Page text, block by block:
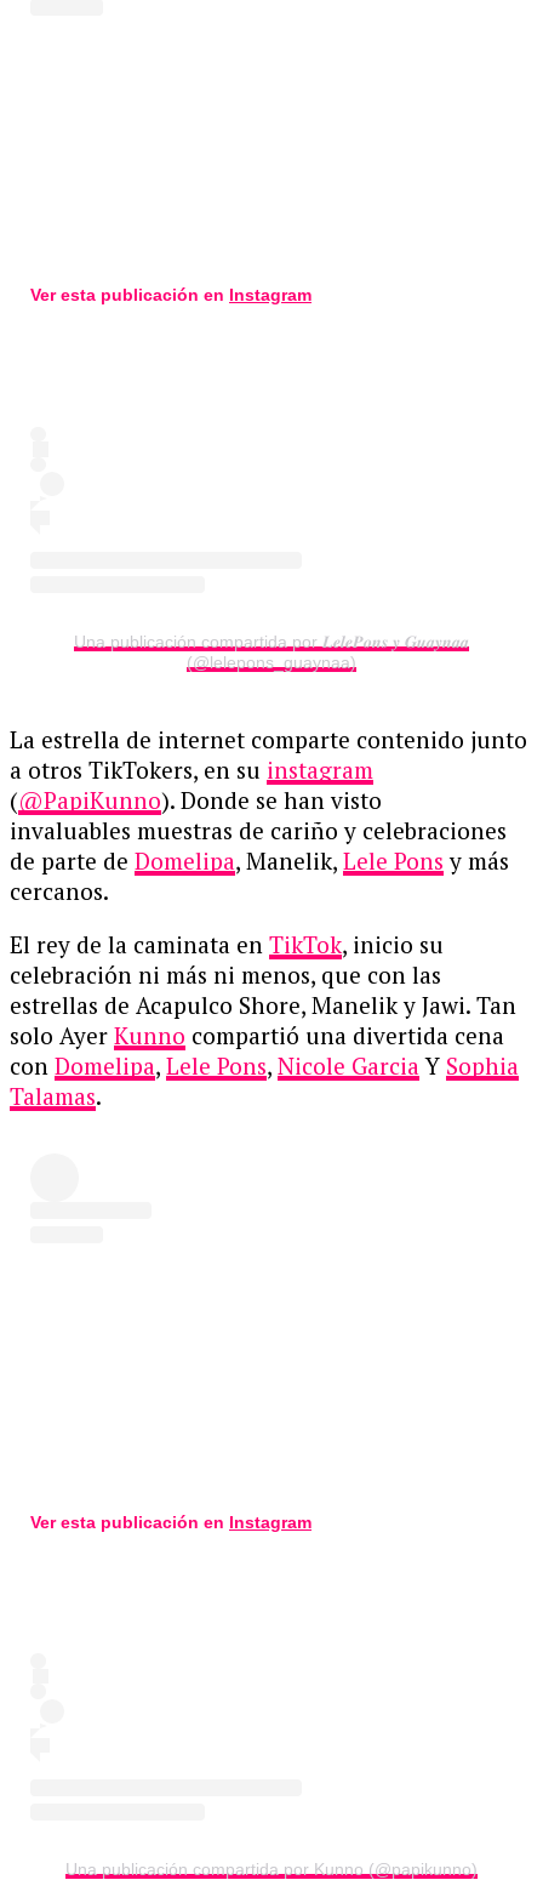
Ver esta publicación en Instagram
Una publicación compartida por 𝑳𝒆𝒍𝒆𝑷𝒐𝒏𝒔 𝒚 𝑮𝒖𝒂𝒚𝒏𝒂𝒂
(@lelepons_guaynaa)
La estrella de internet comparte contenido junto
a otros TikTokers, en su instagram
(@PapiKunno). Donde se han visto
invaluables muestras de cariño y celebraciones
de parte de Domelipa, Manelik, Lele Pons y más
cercanos.
El rey de la caminata en TikTok, inicio su
celebración ni más ni menos, que con las
estrellas de Acapulco Shore, Manelik y Jawi. Tan
solo Ayer Kunno compartió una divertida cena
con Domelipa, Lele Pons, Nicole GarciaY Sophia
Talamas.
Ver esta publicación en Instagram
Una publicación compartida por Kunno (@papikunno)